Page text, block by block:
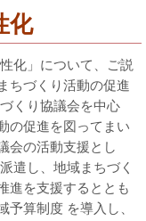
化
化」について、ご説
ちづくり活動の促進
くり協議会を中心
の促進を図ってまい
会の活動支援とし
遣し、地域まちづく
進を支援するととも
予算制度 を導入し、